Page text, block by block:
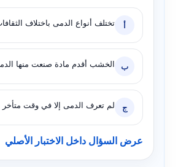
أ تختلف أنواع الدمى باختلاف
ب الخشب أقدم مادة صنعت منها
ج لم تعرف الدمى إلا في وقت متأخر
عرض السؤال داخل الاختبار الأصلي